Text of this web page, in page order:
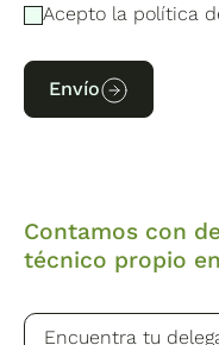
Acepto la política
Envío
Contamos con
técnico propio